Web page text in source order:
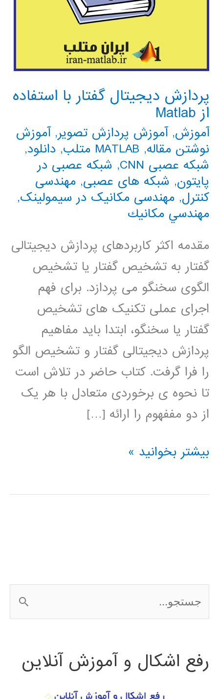
پردازش دیجیتال گفتار با استفاده
از Matlab
آموزش,آموزش پردازش تصویر,آموزش
نوشتن مقاله, MATLAB متلب , دانلود,
شبکه عصبی CNN
, شبکه عصبی در
پایتون, شبکه های عصبی, مهندسی
کنترل, مهندسی مکانیک در سیمولینک,
مهندسي مكانيك
مقدمه اکثر کاربردهای پردازش دیجیتالی
گفتار به تشخیص گفتار یا تشخیص
الگوی سخنگو می پردازد. برای فهم
اجرای عملی تکنیک های تشخیص
گفتار یا سخنگو، ابتدا باید مفاهیم
پردازش دیجیتالی گفتار و تشخیص الگو
را فرا گرفت. کتاب حاضر در تلاش است
تا نحوه ی برخوردی متعادل با هر یک
از دو مففهوم را ارائه […]
پردازش
گفتار
بیشتر بخوانید »
س
ج
رفع اشکال و آموزش آنلاین